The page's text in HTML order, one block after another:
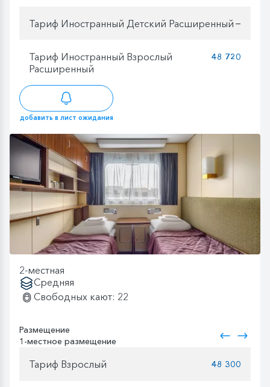
Тариф Иностранный Детский Расширенный —
Тариф Иностранный Взрослый
Расширенный
48 720
добавить в лист ожидания
2-местная
Средняя
Свободных кают: 22
Размещение
1-местное размещение
Тариф Взрослый 48 300